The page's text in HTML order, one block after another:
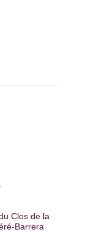
Clos de la
Barrera